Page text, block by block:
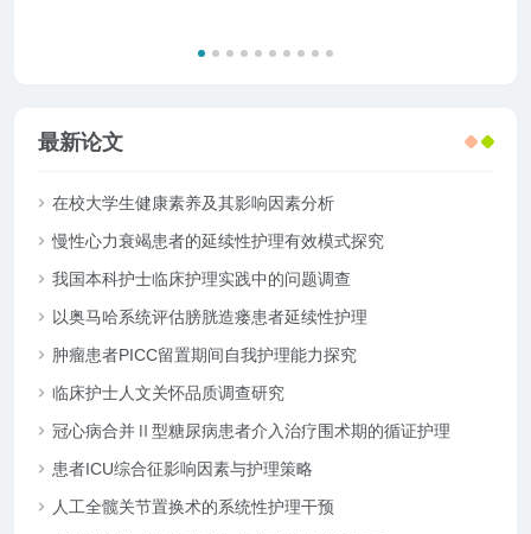
最新论文
在校大学生健康素养及其影响因素分析
慢性心力衰竭患者的延续性护理有效模式探究
我国本科护士临床护理实践中的问题调查
以奥马哈系统评估膀胱造瘘患者延续性护理
肿瘤患者PICC留置期间自我护理能力探究
临床护士人文关怀品质调查研究
冠心病合并Ⅱ型糖尿病患者介入治疗围术期的循证护理
患者ICU综合征影响因素与护理策略
人工全髋关节置换术的系统性护理干预